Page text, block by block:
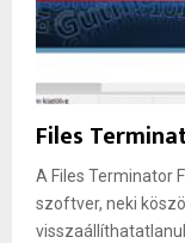
Files
A Files Terminator
szoftver, neki